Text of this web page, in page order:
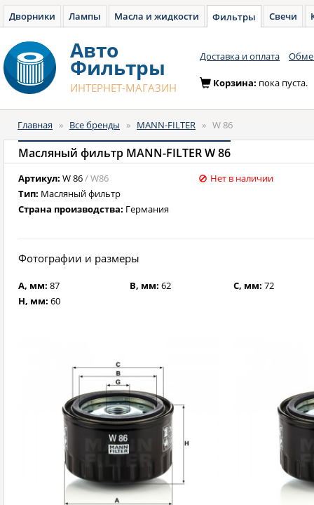
Дворники Лампы Масла и жидкости Фильтры Свечи
Авто
Фильтры
ИНТЕРНЕТ-МАГАЗИН
Доставка и оплата
Корзина: пока пуста.
Главная » Все бренды » MANN-FILTER » W 86
Масляный фильтр MANN-FILTER W 86
Артикул: W 86/ W86
Тип: Масляный фильтр
Страна производства: Германия
Нет в наличии
Фотографии и размеры
A, мм: 87 B, мм: 62 C, мм:72
H, мм: 60